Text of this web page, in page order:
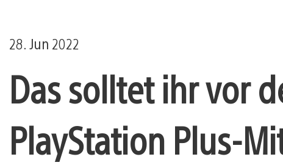
28. Jun 2022
Das solltet ihr vor
PlayStation Plus-